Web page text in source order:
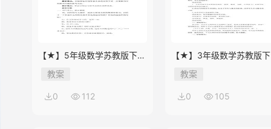
【★】5年级数学苏教版下册
教案第8单元《单元复习》
教案
0 112
【★】3年级数学苏教版
教案第9单元后《上学时
教案
0 105